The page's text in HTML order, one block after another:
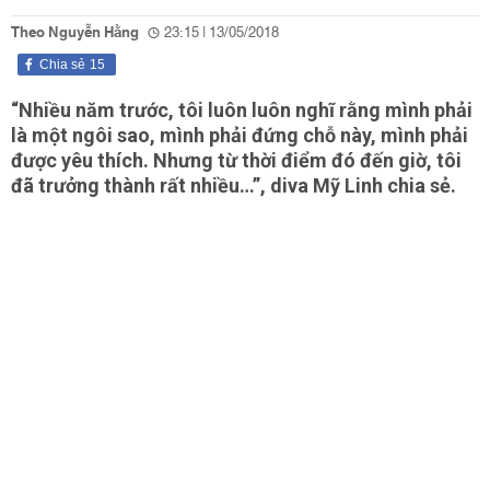
Theo Nguyễn Hằng 23:15 | 13/05/2018
15
Chia sẻ
“Nhiều năm trước, tôi luôn luôn nghĩ rằng mình phải
là một ngôi sao, mình phải đứng chỗ này, mình phải
được yêu thích. Nhưng từ thời điểm đó đến giờ, tôi
đã trưởng thành rất nhiều…”, diva Mỹ Linh chia sẻ.